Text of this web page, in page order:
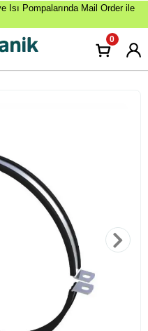
Isı Pompalarında Mail Order ile
0